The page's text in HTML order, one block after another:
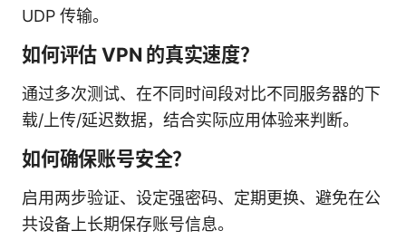
UDP 传输。
如何评估 VPN 的真实速度？
通过多次测试、在不同时间段对比不同服务器的下
载/上传/延迟数据，结合实际应用体验来判断。
如何确保账号安全？
启用两步验证、设定强密码、定期更换、避免在公
共设备上长期保存账号信息。